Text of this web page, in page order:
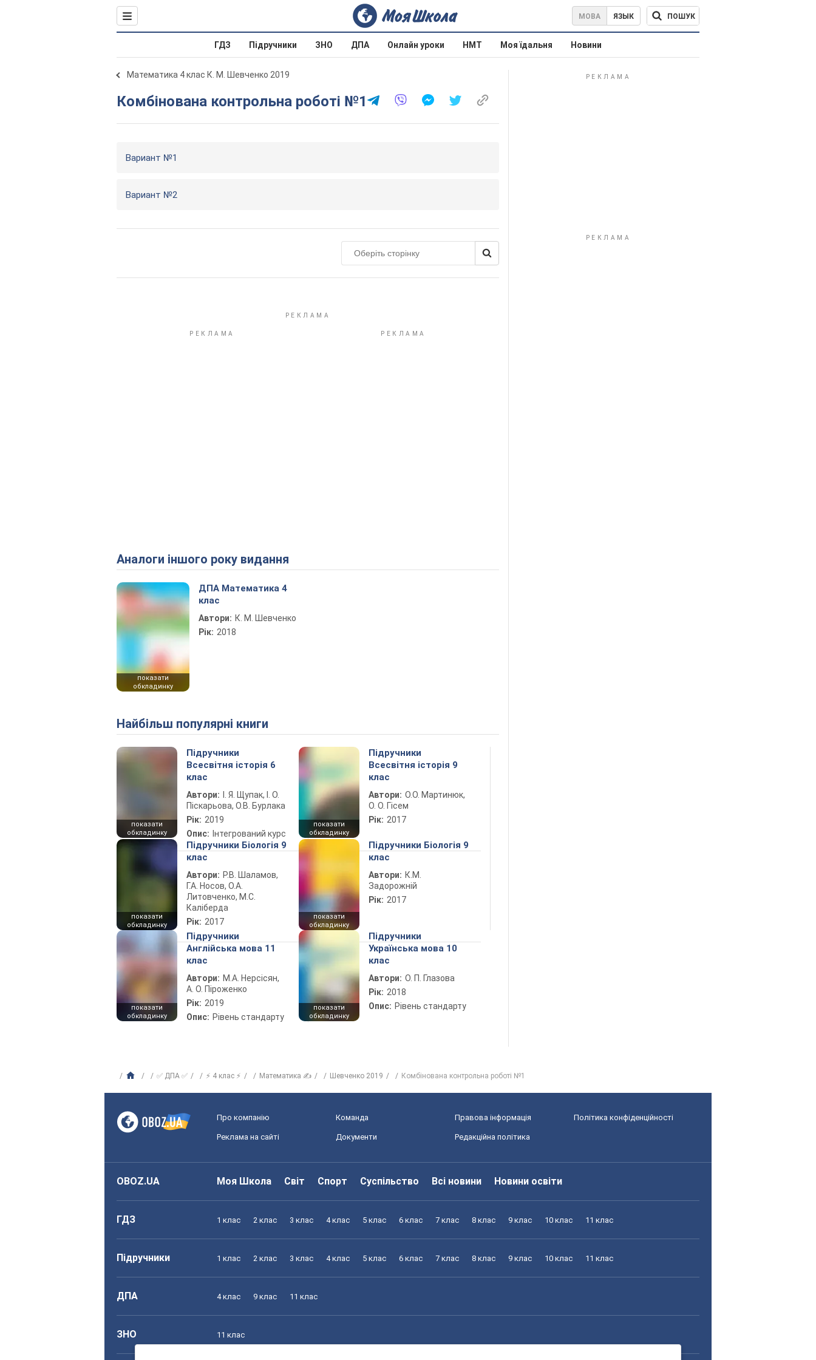
МОВА ЯЗЫК ПОШУК
ГДЗ Підручники ЗНО ДПА Онлайн уроки НМТ Моя їдальня Новини
Математика 4 клас К. М. Шевченко 2019
Комбінована контрольна роботі №1
Вариант №1
Вариант №2
Аналоги іншого року видання
показати
обкладинку
ДПА Математика 4
клас
Автори: К. М. Шевченко
Рік: 2018
Найбільш популярні книги
показати
обкладинку
Підручники
Всесвітня історія 6
клас
Автори:
І. Я. Щупак, І. О.
Піскарьова, О.В. Бурлака
Рік: 2019
Опис: Інтегрований курс
показати
обкладинку
Підручники
Всесвітня історія 9
клас
Автори: О.О. Мартинюк,
О. О. Гісем
Рік: 2017
показати
обкладинку
Підручники Біологія 9
клас
Автори: Р.В. Шаламов,
Г.А. Носов, О.А.
Литовченко, М.С.
Каліберда
Рік: 2017
показати
обкладинку
Підручники Біологія 9
клас
Автори: К.М.
Задорожній
Рік: 2017
показати
обкладинку
Підручники
Англійська мова 11
клас
Автори: М.А. Нерсісян,
А. О. Піроженко
Рік: 2019
Опис: Рівень стандарту
показати
обкладинку
Підручники
Українська мова 10
клас
Автори: О. П. Глазова
Рік: 2018
Опис: Рівень стандарту
✅ ДПА ✅ ⚡ 4 клас ⚡ Математика ✍ Шевченко 2019 Комбінована контрольна роботі №1
Про компанію Команда Правова інформація Політика конфіденційності
Реклама на сайті Документи Редакційна політика
OBOZ.UA Моя Школа Світ Спорт Суспільство Всі новини Новини освіти
ГДЗ 1 клас 2 клас 3 клас 4 клас 5 клас 6 клас 7 клас 8 клас 9 клас 10 клас 11 клас
Підручники 1 клас 2 клас 3 клас 4 клас 5 клас 6 клас 7 клас 8 клас 9 клас 10 клас 11 клас
ДПА 4 клас 9 клас 11 клас
ЗНО 11 клас